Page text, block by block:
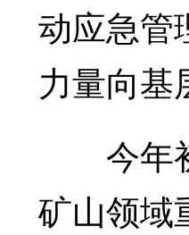
动应急管
力量向基
今年初
矿山领域